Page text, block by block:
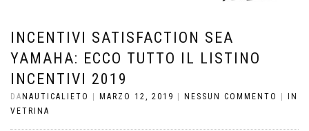
INCENTIVI SATISFACTION SEA
YAMAHA: ECCO TUTTO IL LISTINO
INCENTIVI 2019
DANAUTICALIETO | MARZO 12, 2019 | NESSUN COMMENTO | IN
VETRINA